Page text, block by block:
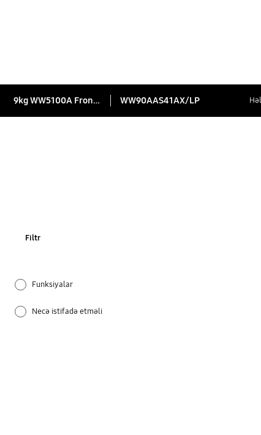
9kg WW5100A Front load Washer and Dryers with EcoBubble™ WW90AAS41AX/LP
Filtr
Funksiyalar
Necə istifadə etməli